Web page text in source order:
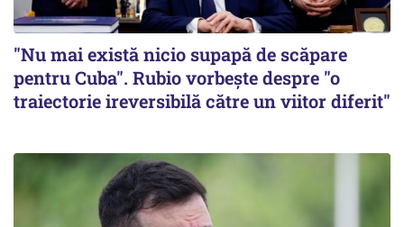
"Nu mai există nicio supapă de scăpare
pentru Cuba". Rubio vorbește despre "o
traiectorie ireversibilă către un viitor diferit"